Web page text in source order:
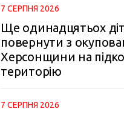
7 СЕРПНЯ 2026
Ще одинадцятьох
повернути з
Херсонщини на
територію
7 СЕРПНЯ 2026